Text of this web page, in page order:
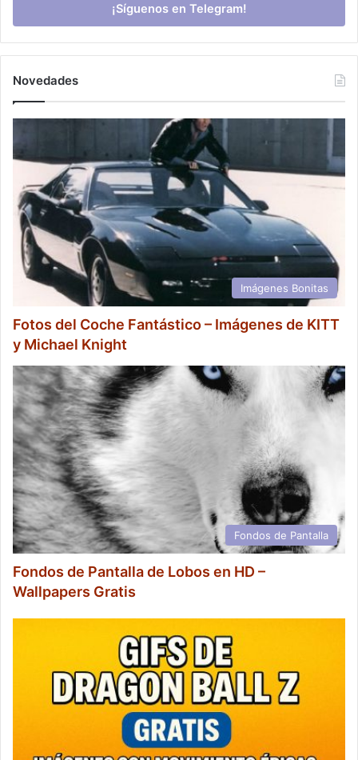
¡Síguenos en Telegram!
Novedades
Imágenes Bonitas
Fotos del Coche Fantástico – Imágenes de KITT
y Michael Knight
Fondos de Pantalla
Fondos de Pantalla de Lobos en HD –
Wallpapers Gratis